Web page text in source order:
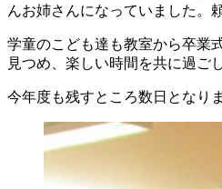
んお姉さんになっていました。
学童のこども達も教室から卒業
見つめ、楽しい時間を共に過ご
今年度も残すところ数日となり